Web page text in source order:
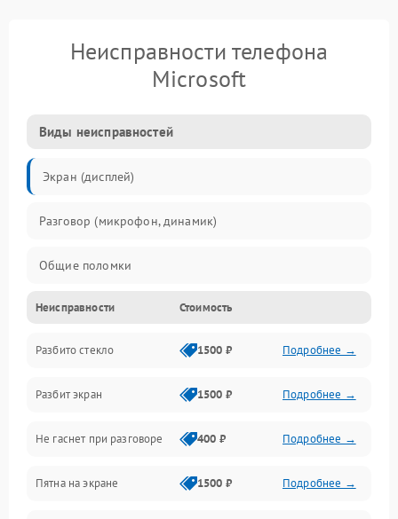
Неисправности телефона
Microsoft
Виды неисправностей
Экран (дисплей)
Разговор (микрофон, динамик)
Общие поломки
Проблемы связи
Камеры
Проблемы с дисплеем и сенсором
Зарядка
Проблемы с питанием, зарядкой и аккумулятором
Неисправности Стоимость
Разбито стекло 1500 ₽ Подробнее →
Разбит экран 1500 ₽ Подробнее →
Не гаснет при разговоре 400 ₽ Подробнее →
Пятна на экране 1500 ₽ Подробнее →